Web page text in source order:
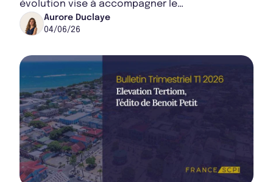
évolution vise à accompagner le
développement de la SCPI et à préserver sa
performance actue...
Aurore Duclaye
04/06/26